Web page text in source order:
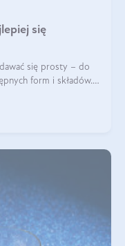
się
się prosty – do
form i składów.